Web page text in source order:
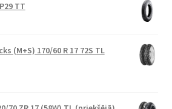
TT
(M+S) 170/60 R 17 72S TL